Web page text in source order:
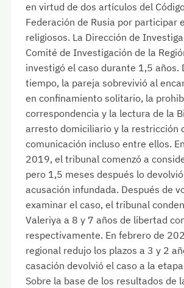
en virtud de dos artículos del
Federación de Rusia por participar
religiosos. La Dirección de
Comité de Investigación de la
investigó el caso durante 1,5 años.
tiempo, la pareja sobrevivió al
en confinamiento solitario, la
correspondencia y la lectura de la
arresto domiciliario y la restricción
comunicación incluso entre ellos.
2019, el tribunal comenzó a
pero 1,5 meses después lo
acusación infundada. Después de
examinar el caso, el tribunal
Valeriya a 8 y 7 años de libertad
respectivamente. En febrero de
regional redujo los plazos a 3 y 2
casación devolvió el caso a la
Sobre la base de los resultados de